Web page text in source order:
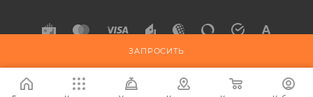
ЗАПРОСИТЬ
2015-2026 © KKM-TRADE